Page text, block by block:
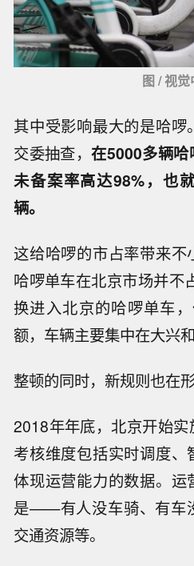
图 / 视
其中受影响最大的是哈
交委抽查，在5000多辆哈
未备案率高达98%，也
辆。
这给哈啰的市占率带来不
哈啰单车在北京市场并不
换进入北京的哈啰单车
额，车辆主要集中在大兴和
整顿的同时，新规则也在形
2018年年底，北京开始实
考核维度包括实时调度
体现运营能力的数据。
是——有人没车骑、有车
交通资源等。